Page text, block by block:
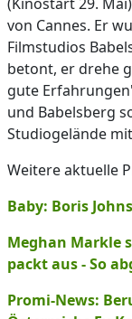
von Cannes. Er
Filmstudios
betont, er drehe
gute
und Babelsberg
Studiogelände
Weitere aktuelle
Baby: Boris
Meghan Markle
packt aus - So
Promi-News: